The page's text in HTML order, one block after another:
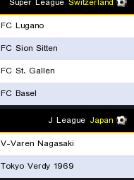
FC Lugano
FC Sion Sitten
FC St. Gallen
FC Basel
Japan
J League
V-Varen Nagasaki
Tokyo Verdy 1969